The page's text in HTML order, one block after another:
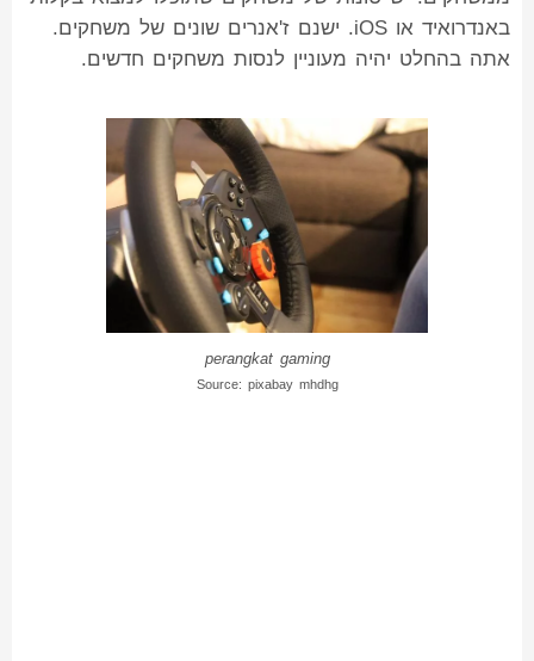
באנדרואיד או iOS. ישנם ז'אנרים שונים של משחקים.
אתה בהחלט יהיה מעוניין לנסות משחקים חדשים.
perangkat gaming
Source: pixabay mhdhg